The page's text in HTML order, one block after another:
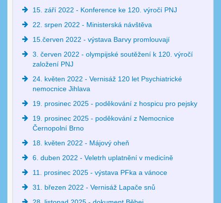
15. září 2022 - Konference ke 120. výročí PNJ
22. srpen 2022 - Ministerská návštěva
15.červen 2022 - výstava Barvy promlouvají
3. červen 2022 - olympijské soutěžení k 120. výročí
založení PNJ
24. květen 2022 - Vernisáž 120 let Psychiatrické
nemocnice Jihlava
19. prosinec 2025 - poděkování z hospicu pro pejsky
19. prosinec 2025 - poděkování z Nemocnice
Černopolní Brno
18. květen 2022 - Májový oheň
6. duben 2022 - Veletrh uplatnění v medicíně
11. prosinec 2025 - výstava PFka a vánoce
31. březen 2022 - Vernisáž Lapače snů